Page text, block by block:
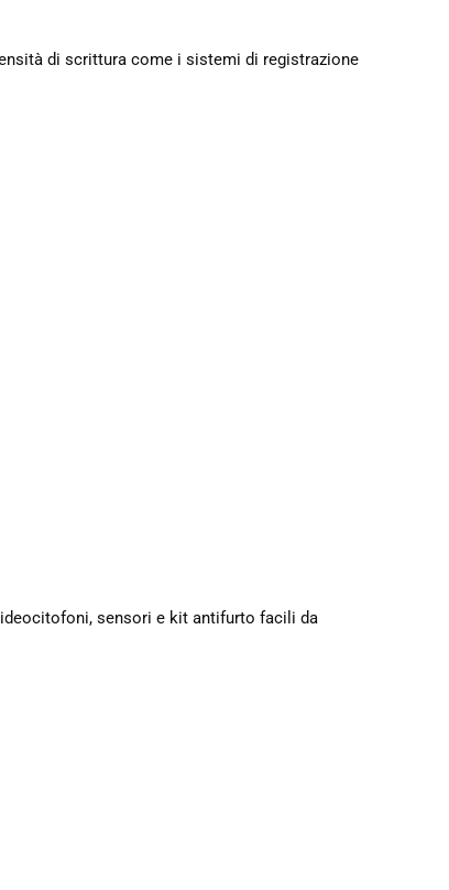
di scrittura come i sistemi di registrazione
sensori e kit antifurto facili da